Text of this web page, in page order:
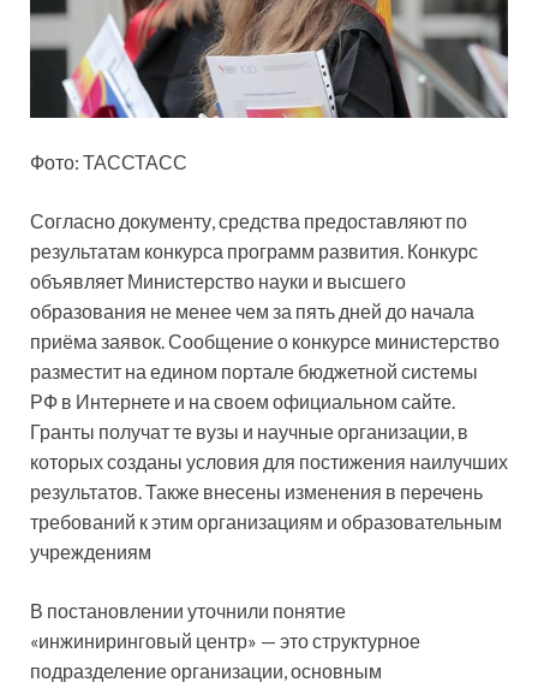
Фото: ТАССТАСС
Согласно документу, средства предоставляют по
результатам конкурса программ развития. Конкурс
объявляет Министерство науки и высшего
образования не менее чем за пять дней до начала
приёма заявок. Сообщение о конкурсе министерство
разместит на едином портале бюджетной системы
РФ в Интернете и на своем официальном сайте.
Гранты получат те вузы и научные организации, в
которых созданы условия для постижения наилучших
результатов. Также внесены изменения в перечень
требований к этим организациям и образовательным
учреждениям
В постановлении уточнили понятие
«инжиниринговый центр» — это структурное
подразделение организации, основным